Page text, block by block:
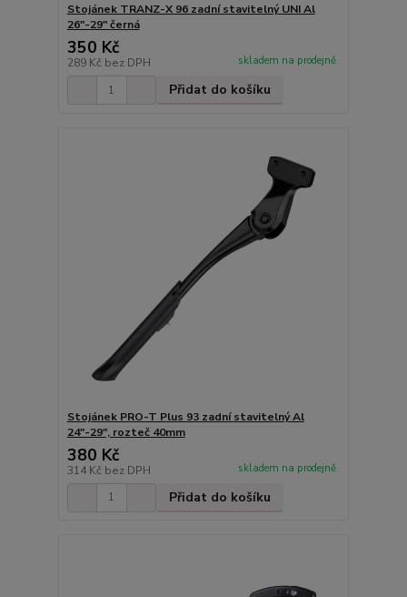
Stojánek TRANZ-X 96 zadní stavitelný UNI Al
26"-29" černá
350 Kč
289 Kč bez DPH skladem na prodejně
Přidat do košíku
Stojánek PRO-T Plus 93 zadní stavitelný Al
24"-29", rozteč 40mm
380 Kč
314 Kč bez DPH skladem na prodejně
Přidat do košíku